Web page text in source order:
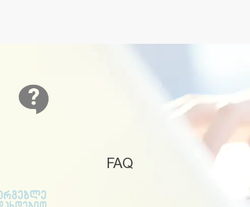
FAQ